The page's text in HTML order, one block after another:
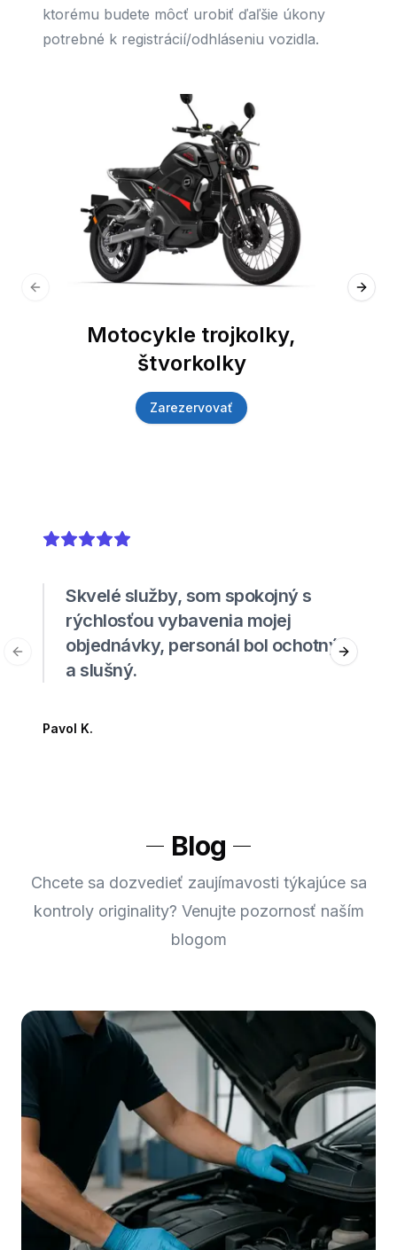
ktorému budete môcť urobiť ďaľšie úkony
potrebné k registrácií/odhláseniu vozidla.
Motocykle trojkolky,
štvorkolky
Zarezervovať
Previous slide Next
5out of 5 stars
Skvelé služby, som spokojný s
rýchlosťou vybavenia mojej
objednávky, personál bol ochotný
a slušný.
Pavol K.
Previous slide Next
Blog
Chcete sa dozvedieť zaujímavosti týkajúce sa
kontroly originality? Venujte pozornosť naším
blogom